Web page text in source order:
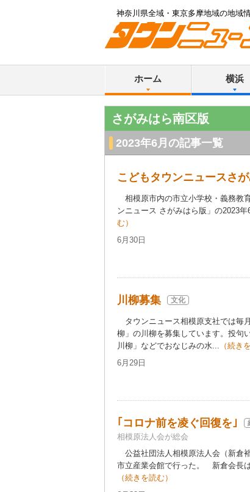
神奈川県全域・東京多摩地域の地域
ホーム 横浜
さがみはら南区版
2023年6月の記事一覧
こどもタウンニュースさ
相模原市内の市立小学校・義務教
ンニュース さがみはら版」の2023
む）
6月30日
川柳募集 文化
タウンニュース相模原支社では毎
柳」の川柳を募集しています。投句
川柳」などでおなじみの水... （続き
6月29日
｢コロナ前を凌ぐ回復を｣
相模原法人会が総会
公益社団法人相模原法人会（新倉
市立産業会館で行った。 新倉会長
（続きを読む）